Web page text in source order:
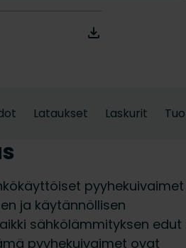
Lataukset Laskurit
pyyhekuivaimet
ja käytännöllisen
sähkölämmityksen edut
pyyhekuivaimet ovat